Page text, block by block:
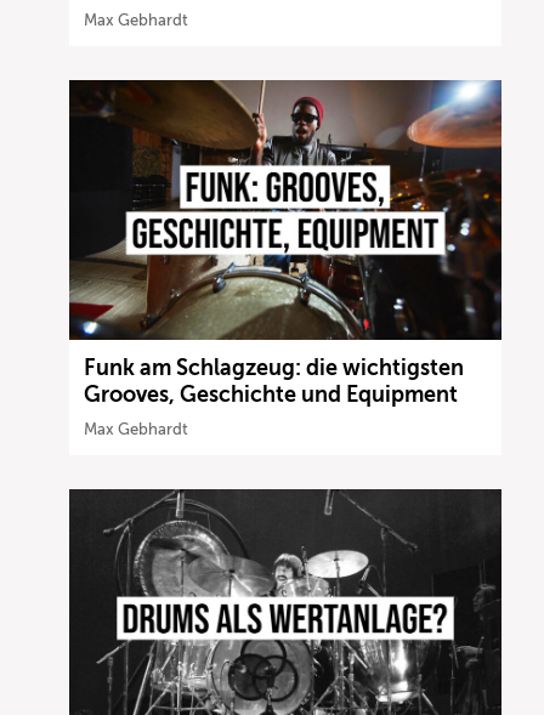
Max Gebhardt
Funk am Schlagzeug: die wichtigsten
Grooves, Geschichte und Equipment
Max Gebhardt